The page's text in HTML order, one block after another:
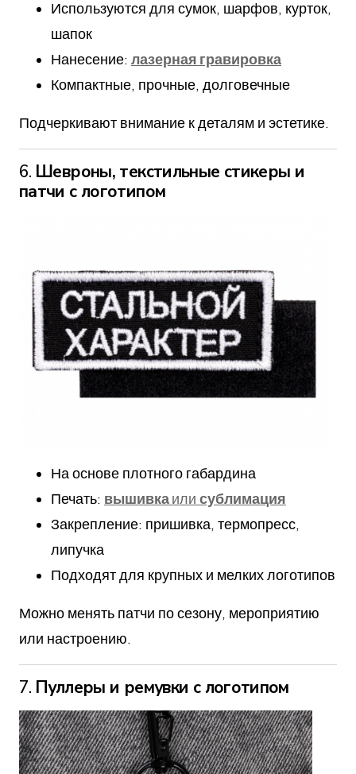
Используются для сумок, шарфов, курток,
шапок
Нанесение: лазерная гравировка
Компактные, прочные, долговечные
Подчеркивают внимание к деталям и эстетике.
6. Шевроны, текстильные стикеры и
патчи с логотипом
На основе плотного габардина
Печать: вышивкаили сублимация
Закрепление: пришивка, термопресс,
липучка
Подходят для крупных и мелких логотипов
Можно менять патчи по сезону, мероприятию
или настроению.
7. Пуллеры и ремувки с логотипом